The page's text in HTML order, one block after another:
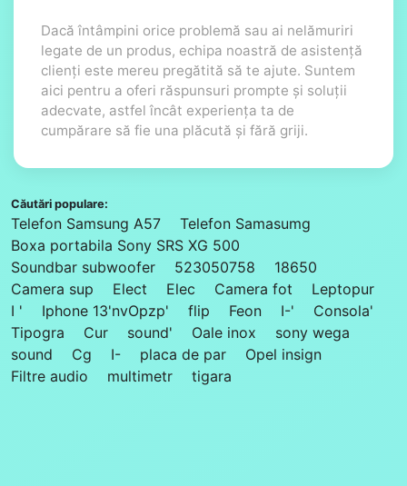
Dacă întâmpini orice problemă sau ai nelămuriri
legate de un produs, echipa noastră de asistență
clienți este mereu pregătită să te ajute. Suntem
aici pentru a oferi răspunsuri prompte și soluții
adecvate, astfel încât experiența ta de
cumpărare să fie una plăcută și fără griji.
Căutări populare:
Telefon Samsung A57
Telefon Samasumg
Boxa portabila Sony SRS XG 500
Soundbar subwoofer
523050758
18650
Camera sup
Elect Elec Camera fot
Leptopur
I '
Iphone 13'nvOpzp' flip Feon I-'
Consola'
Tipogra
Cur sound' Oale inox
sony wega
sound
Cg I- placa de par
Opel insign
Filtre audio
multimetr tigara